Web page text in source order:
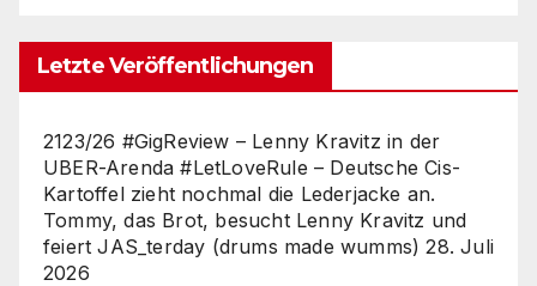
Letzte Veröffentlichungen
2123/26 #GigReview – Lenny Kravitz in der
UBER-Arenda #LetLoveRule – Deutsche Cis-
Kartoffel zieht nochmal die Lederjacke an.
Tommy, das Brot, besucht Lenny Kravitz und
feiert JAS_terday (drums made wumms) 28. Juli
2026